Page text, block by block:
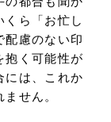
ら「お忙し
慮のない印
抱く可能性が
には、これか
せん。